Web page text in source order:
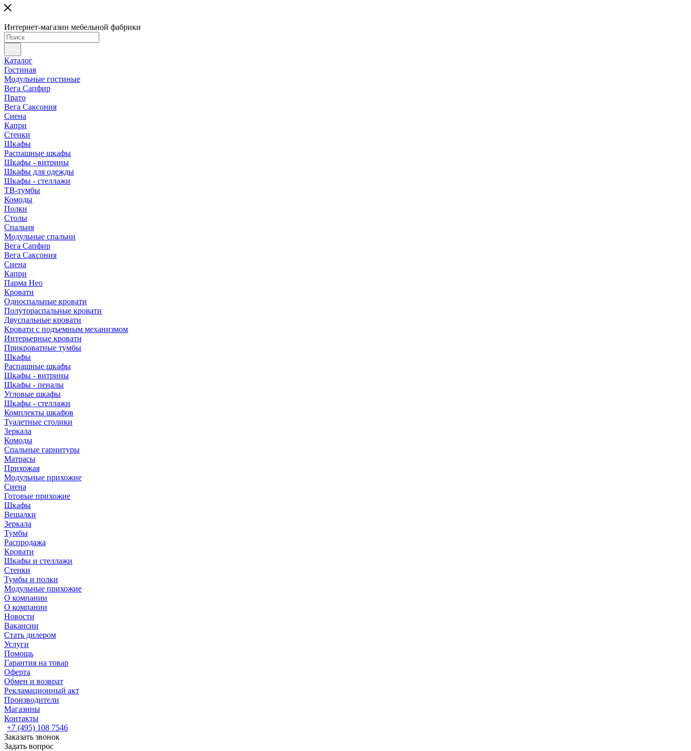
Интернет-магазин мебельной фабрики
Каталог
Гостиная
Модульные гостиные
Вега Сапфир
Прато
Вега Саксония
Сиена
Капри
Стенки
Шкафы
Распашные шкафы
Шкафы - витрины
Шкафы для одежды
Шкафы - стеллажи
ТВ-тумбы
Комоды
Полки
Столы
Спальня
Модульные спальни
Вега Сапфир
Вега Саксония
Сиена
Капри
Парма Нео
Кровати
Односпальные кровати
Полутораспальные кровати
Двуспальные кровати
Кровати с подъемным механизмом
Интерьерные кровати
Прикроватные тумбы
Шкафы
Распашные шкафы
Шкафы - витрины
Шкафы - пеналы
Угловые шкафы
Шкафы - стеллажи
Комплекты шкафов
Туалетные столики
Зеркала
Комоды
Спальные гарнитуры
Матрасы
Прихожая
Модульные прихожие
Сиена
Готовые прихожие
Шкафы
Вешалки
Зеркала
Тумбы
Распродажа
Кровати
Шкафы и стеллажи
Стенки
Тумбы и полки
Модульные прихожие
О компании
О компании
Новости
Вакансии
Стать дилером
Услуги
Помощь
Гарантия на товар
Оферта
Обмен и возврат
Рекламационный акт
Производители
Магазины
Контакты
+7 (495) 108 7546
Заказать звонок
Задать вопрос